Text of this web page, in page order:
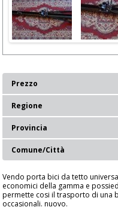
Prezzo
Regione
Provincia
Comune/Città
Vendo porta bici da tetto
economici della gamma e
permette cosi il trasporto di una
occasionali. nuovo.